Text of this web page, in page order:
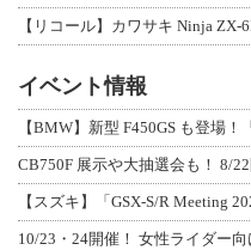
【リコール】カワサキ Ninja ZX-
イベント情報
【BMW】新型 F450GS も登場
CB750F 展示や大抽選会も！ 8/
【スズキ】「GSX-S/R Meeting
10/23・24開催！ 女性ライダー